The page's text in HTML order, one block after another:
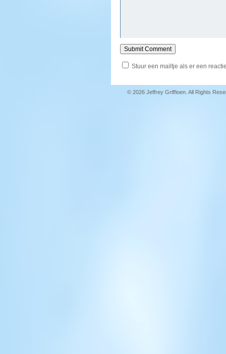
Stuur een mailtje als er een
© 2026 Jeffrey Griffioen. All Rights